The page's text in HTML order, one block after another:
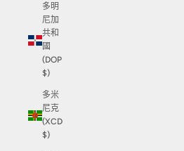
多明
尼加
共和
國
(DOP
$)
多米
尼克
(XCD
$)